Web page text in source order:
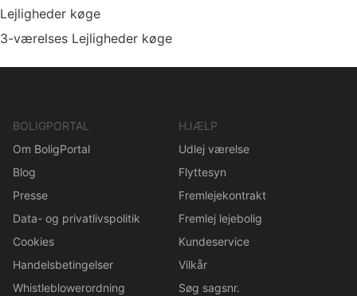
Lejligheder køge
3-værelses Lejligheder køge
BOLIGPORTAL
Om BoligPortal
Blog
Presse
Data- og privatlivspolitik
Cookies
Handelsbetingelser
Whistleblowerordning
HJÆLP
Udlej værelse
Flyttesyn
Fremlejekontrakt
Fremlej lejebolig
Kundeservice
Vilkår
Søg sagsnr.